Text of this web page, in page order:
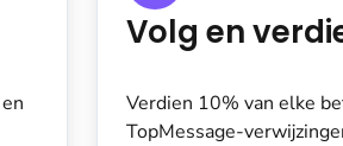
Volg en
Verdien 10% van elke
TopMessage-